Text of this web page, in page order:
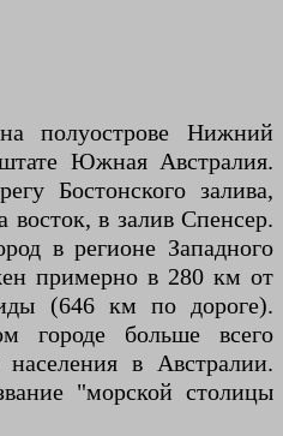
полуострове Нижний
Южная Австралия.
Бостонского залива,
восток, в залив Спенсер.
в регионе Западного
примерно в 280 км от
(646 км по дороге).
городе больше всего
в Австралии.
"морской столицы